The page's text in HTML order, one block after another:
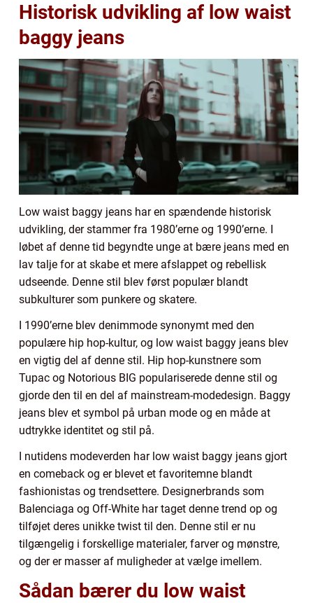
Historisk udvikling af low waist
baggy jeans
Low waist baggy jeans har en spændende historisk
udvikling, der stammer fra 1980’erne og 1990’erne. I
løbet af denne tid begyndte unge at bære jeans med en
lav talje for at skabe et mere afslappet og rebellisk
udseende. Denne stil blev først populær blandt
subkulturer som punkere og skatere.
I 1990’erne blev denimmode synonymt med den
populære hip hop-kultur, og low waist baggy jeans blev
en vigtig del af denne stil. Hip hop-kunstnere som
Tupac og Notorious BIG populariserede denne stil og
gjorde den til en del af mainstream-modedesign. Baggy
jeans blev et symbol på urban mode og en måde at
udtrykke identitet og stil på.
I nutidens modeverden har low waist baggy jeans gjort
en comeback og er blevet et favoritemne blandt
fashionistas og trendsettere. Designerbrands som
Balenciaga og Off-White har taget denne trend op og
tilføjet deres unikke twist til den. Denne stil er nu
tilgængelig i forskellige materialer, farver og mønstre,
og der er masser af muligheder at vælge imellem.
Sådan bærer du low waist